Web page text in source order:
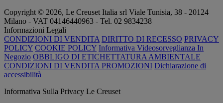
Copyright © 2026, Le Creuset Italia srl ​​Viale Tunisia, 38 - 20124
Milano - VAT 04146440963 - Tel. 02 9834238
Informazioni Legali
CONDIZIONI DI VENDITA DIRITTO DI RECESSO PRIVACY
POLICY COOKIE POLICY Informativa Videosorveglianza In
Negozio OBBLIGO DI ETICHETTATURA AMBIENTALE
CONDIZIONI DI VENDITA PROMOZIONI Dichiarazione di
accessibilità
Informativa Sulla Privacy Le Creuset